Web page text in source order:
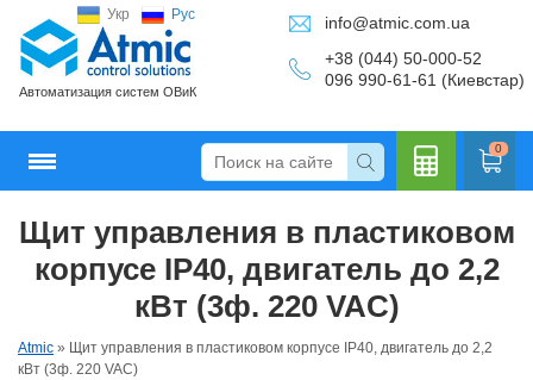
Укр Рус
Автоматизация систем ОВиК
info@atmic.com.ua
+38 (044) 50-000-52
096 990-61-61 (Киевстар)
0
Щит управления в пластиковом
корпусе IP40, двигатель до 2,2
кВт (3ф. 220 VAC)
Atmic » Щит управления в пластиковом корпусе IP40, двигатель до 2,2
кВт (3ф. 220 VAC)